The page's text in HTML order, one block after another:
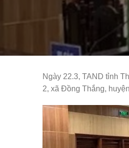
Ngày 22.3, TAND tỉnh
2, xã Đồng Thắng,